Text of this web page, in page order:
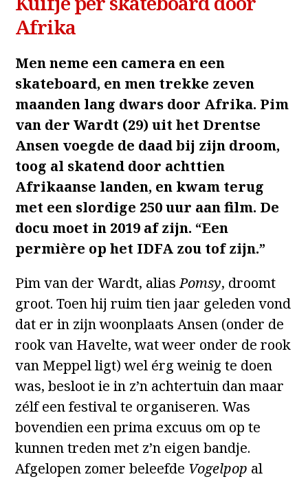
Afrika
Men neme een camera en een
skateboard, en men trekke zeven
maanden lang dwars door Afrika. Pim
van der Wardt (29) uit het Drentse
Ansen voegde de daad bij zijn droom,
toog al skatend door achttien
Afrikaanse landen, en kwam terug
met een slordige 250 uur aan film. De
docu moet in 2019 af zijn. “Een
permière op het IDFA zou tof zijn.”
Pim van der Wardt, aliasPomsy, droomt
groot. Toen hij ruim tien jaar geleden vond
dat er in zijn woonplaats Ansen (onder de
rook van Havelte, wat weer onder de rook
van Meppel ligt) wel érg weinig te doen
was, besloot ie in z’n achtertuin dan maar
zélf een festival te organiseren. Was
bovendien een prima excuus om op te
kunnen treden met z’n eigen bandje.
Afgelopen zomer beleefde Vogelpop al